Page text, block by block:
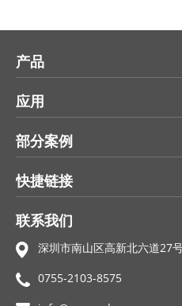
产品
应用
部分案例
快捷链接
联系我们
深圳市南山区高新北六道27
0755-2103-8575